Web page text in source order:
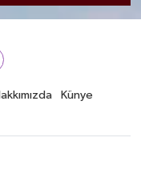
Künye